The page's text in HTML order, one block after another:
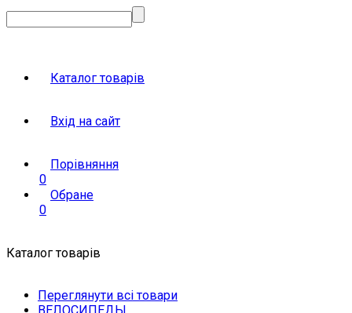
Каталог товарів
Вхід на сайт
Порівняння
0
Обране
0
Каталог товарів
Переглянути всі товари